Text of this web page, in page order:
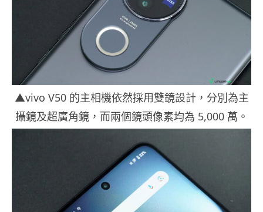
▲vivo V50 的主相機依然採用雙鏡設計，分別為主
攝鏡及超廣角鏡，而兩個鏡頭像素均為 5,000 萬。